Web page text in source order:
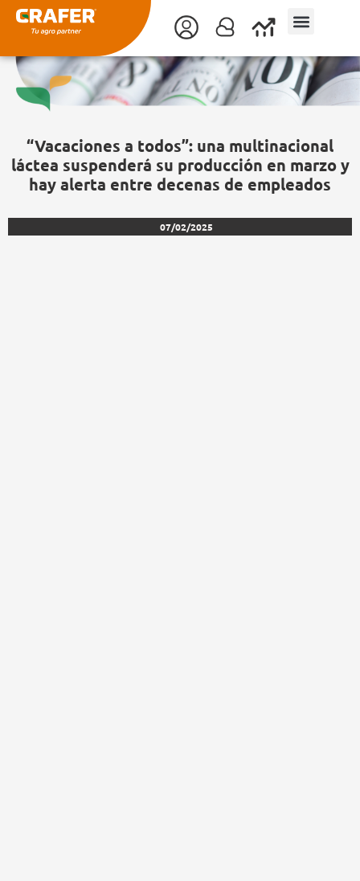
contenido
“Vacaciones a todos”: una multinacional
láctea suspenderá su producción en marzo y
hay alerta entre decenas de empleados
07/02/2025